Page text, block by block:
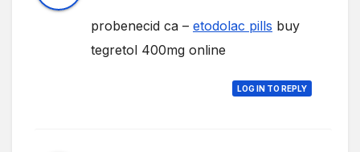
probenecid ca – etodolac pills buy
tegretol 400mg online
LOG IN TO REPLY